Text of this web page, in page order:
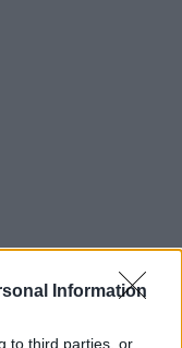
Information
to third parties, or